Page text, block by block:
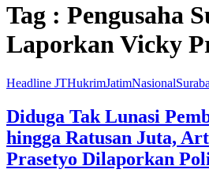
Tag : Pengusaha
Laporkan Vicky
Headline JTHukrimJatimNasional
Diduga Tak Lunasi
hingga Ratusan Juta,
Prasetyo Dilaporkan